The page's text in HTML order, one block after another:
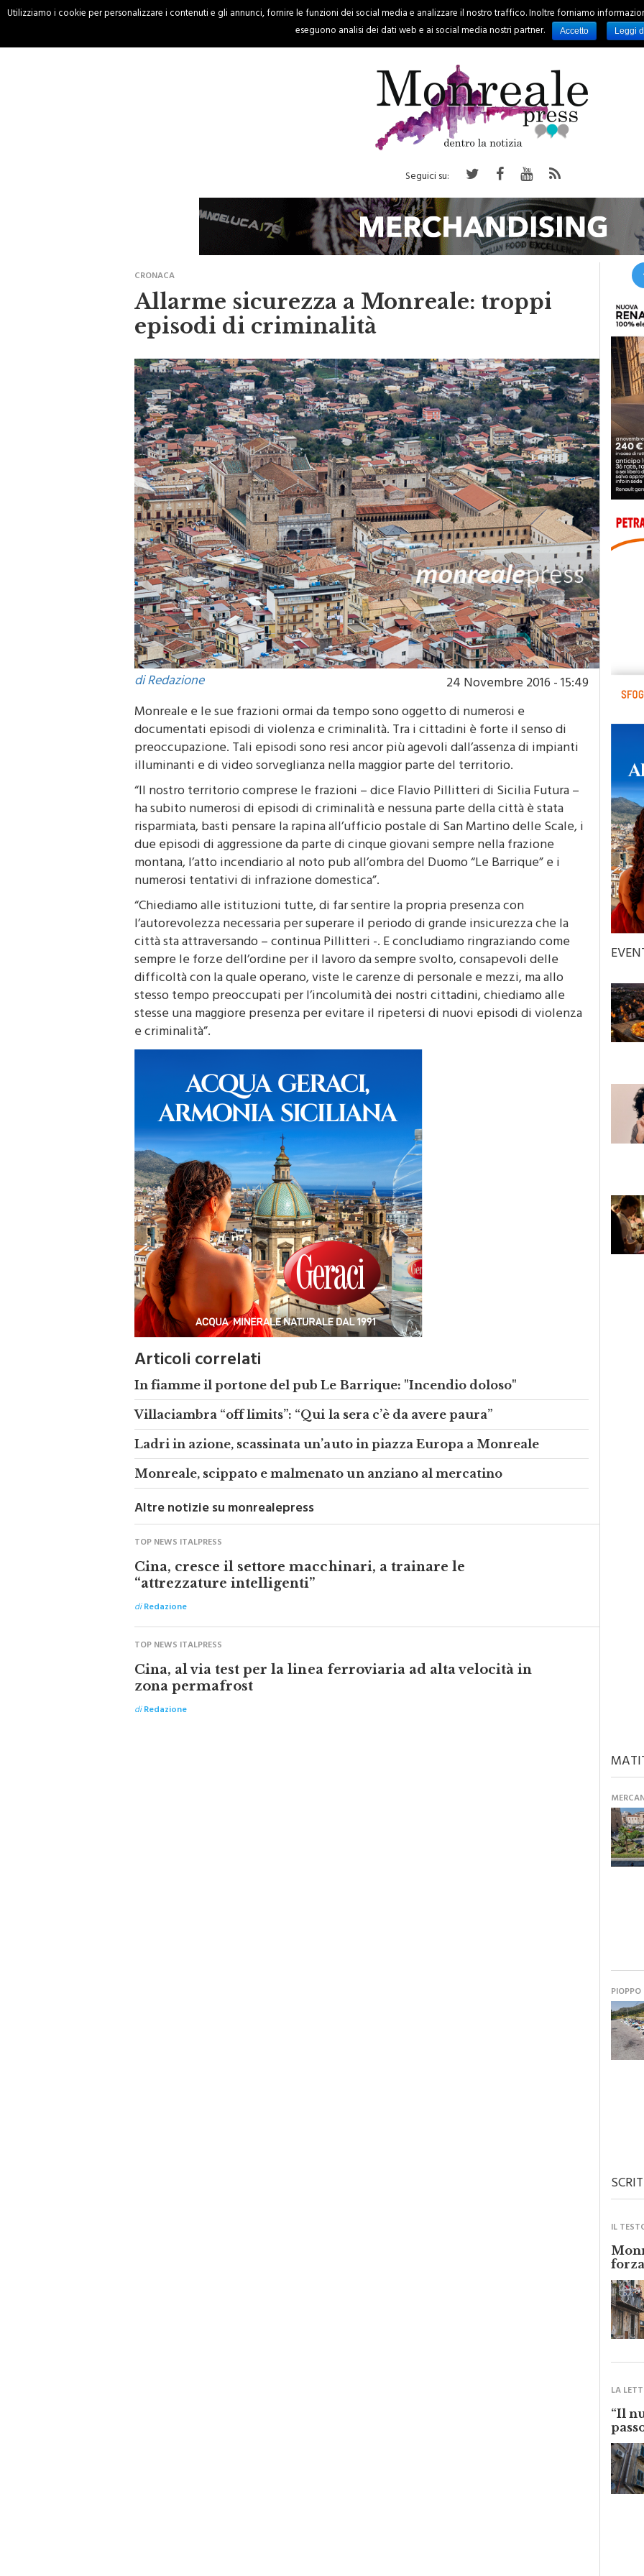
HOME CRONACA PALERMO REGIONE EVENTI RUBRICHE SPORT
Seguici su:
CRONACA
Allarme sicurezza a Monreale: troppi
episodi di criminalità
di Redazione
24 Novembre 2016 - 15:49
Monreale e le sue frazioni ormai da tempo sono oggetto di numerosi e
documentati episodi di violenza e criminalità. Tra i cittadini è forte il senso di
preoccupazione. Tali episodi sono resi ancor più agevoli dall’assenza di impianti
illuminanti e di video sorveglianza nella maggior parte del territorio.
“Il nostro territorio comprese le frazioni – dice Flavio Pillitteri di Sicilia Futura –
ha subito numerosi di episodi di criminalità e nessuna parte della città è stata
risparmiata, basti pensare la rapina all’ufficio postale di San Martino delle Scale, i
due episodi di aggressione da parte di cinque giovani sempre nella frazione
montana, l’atto incendiario al noto pub all’ombra del Duomo “Le Barrique” e i
numerosi tentativi di infrazione domestica”.
“Chiediamo alle istituzioni tutte, di far sentire la propria presenza con
l’autorevolezza necessaria per superare il periodo di grande insicurezza che la
città sta attraversando – continua Pillitteri -. E concludiamo ringraziando come
sempre le forze dell’ordine per il lavoro da sempre svolto, consapevoli delle
difficoltà con la quale operano, viste le carenze di personale e mezzi, ma allo
stesso tempo preoccupati per l’incolumità dei nostri cittadini, chiediamo alle
stesse una maggiore presenza per evitare il ripetersi di nuovi episodi di violenza
e criminalità”.
Articoli correlati
In fiamme il portone del pub Le Barrique: "Incendio doloso"
Villaciambra “off limits”: “Qui la sera c’è da avere paura”
Ladri in azione, scassinata un’auto in piazza Europa a Monreale
Monreale, scippato e malmenato un anziano al mercatino
Altre notizie su monrealepress
TOP NEWS ITALPRESS
Cina, cresce il settore macchinari, a trainare le
“attrezzature intelligenti”
diRedazione
TOP NEWS ITALPRESS
Cina, al via test per la linea ferroviaria ad alta velocità in
zona permafrost
diRedazione
PIOPPO
IL
LA
“Il
Utilizziamo i cookie per personalizzare i contenuti e gli annunci, fornire le funzioni dei social media e analizzare il nostro traffico. Inoltre forniamo
eseguono analisi dei dati web e ai social media nostri partner.
Accetto Leggi